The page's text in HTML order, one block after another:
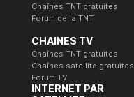
Chaînes TNT gratuites
Forum de la TNT
CHAINES TV
Chaînes TNT gratuites
Chaînes satellite gratuites
Forum TV
INTERNET PAR